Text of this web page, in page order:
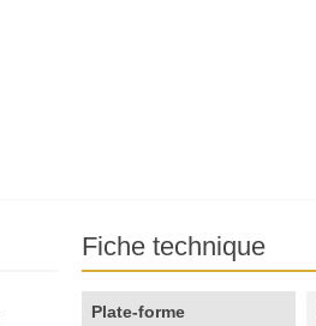
Fiche technique
Plate-forme